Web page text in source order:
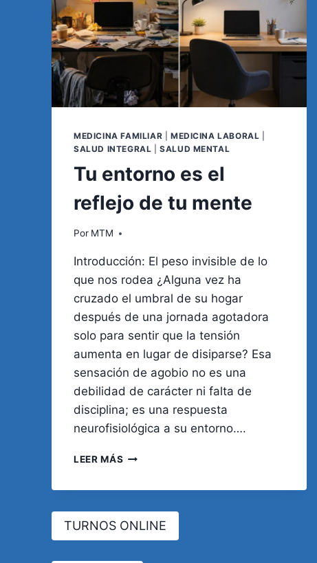
MEDICINA FAMILIAR MEDICINA LABORAL
SALUD INTEGRAL |SALUD MENTAL
Tu entorno es el
reflejo de tu mente
Por MTM
Introducción: El peso invisible de lo
que nos rodea ¿Alguna vez ha
cruzado el umbral de su hogar
después de una jornada agotadora
solo para sentir que la tensión
aumenta en lugar de disiparse? Esa
sensación de agobio no es una
debilidad de carácter ni falta de
disciplina; es una respuesta
neurofisiológica a su entorno….
LEER MÁS TU
REFLEJO
DE
TU
TURNOS ONLINE